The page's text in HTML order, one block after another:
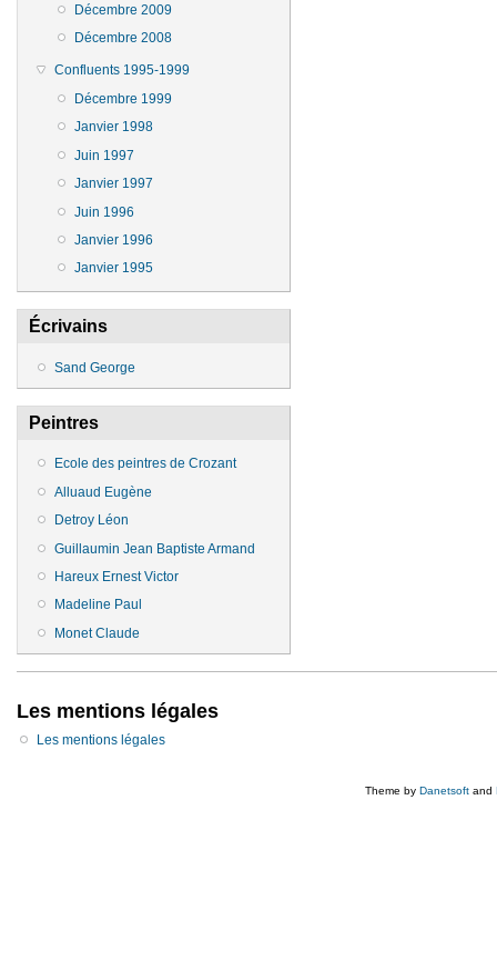
Décembre 2009
Décembre 2008
Confluents 1995-1999
Décembre 1999
Janvier 1998
Juin 1997
Janvier 1997
Juin 1996
Janvier 1996
Janvier 1995
Écrivains
Sand George
Peintres
Ecole des peintres de Crozant
Alluaud Eugène
Detroy Léon
Guillaumin Jean Baptiste Armand
Hareux Ernest Victor
Madeline Paul
Monet Claude
Les mentions légales
Les mentions légales
Theme by Danetsoft and